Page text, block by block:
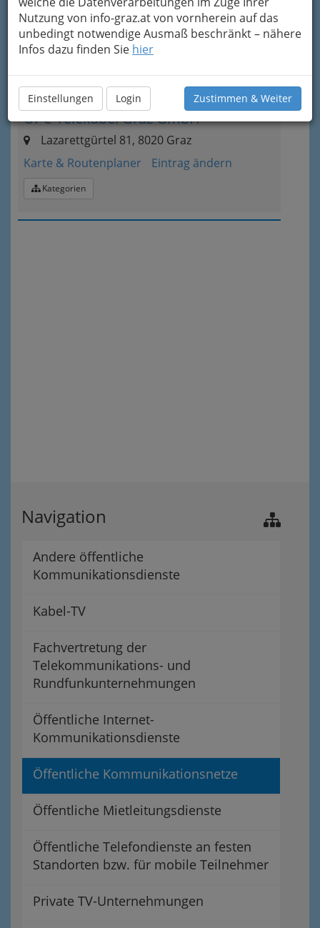
Nutzung von info-graz.at von vornherein auf das
unbedingt notwendige Ausmaß beschränkt – nähere
Infos dazu finden Sie hier
Einstellungen Login Zustimmen & Weiter
Alte Poststraße 136, 8020 Graz
Karte & Routenplaner
Eintrag ändern
3
UPC Telekabel Graz GmbH
Lazarettgürtel 81, 8020 Graz
Karte & Routenplaner
Eintrag ändern
Kategorien
Navigation
Andere öffentliche
Kommunikationsdienste
Kabel-TV
Fachvertretung der
Telekommunikations- und
Rundfunkunternehmungen
Öffentliche Internet-
Kommunikationsdienste
Öffentliche Kommunikationsnetze
Öffentliche Mietleitungsdienste
Öffentliche Telefondienste an festen
Standorten bzw. für mobile Teilnehmer
Private TV-Unternehmungen